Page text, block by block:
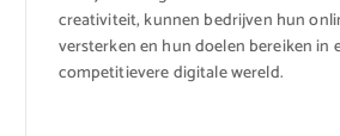
creativiteit, kunnen bedrijven hun
versterken en hun doelen bereiken in
competitievere digitale wereld.